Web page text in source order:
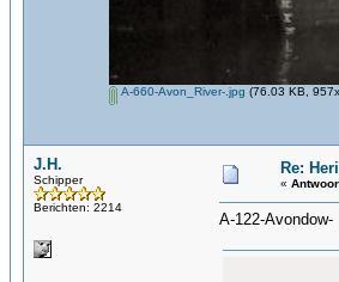
A-660-Avon_River-.jpg (76.03 KB,
J.H.
Schipper
Berichten: 2214
Re:
«
A-122-Avondow-